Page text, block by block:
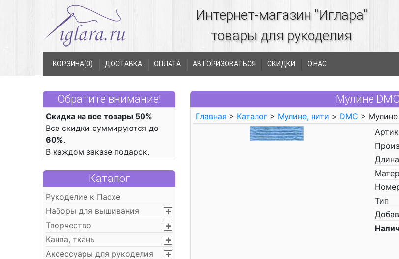
Интернет-магазин "Иглара"
товары для рукоделия
КОРЗИНА(0) ДОСТАВКА ОПЛАТА АВТОРИЗОВАТЬСЯ СКИДКИ О НАС
Обратите внимание!
Скидка на все товары 50%
Все скидки суммируются до
60%.
В каждом заказе подарок.
Каталог
Рукоделие к Пасхе
Наборы для вышивания
Творчество
Канва, ткань
Аксессуары для рукоделия
Мулине
Главная > Каталог > Мулине, нити > DMC > Мулине
Тип